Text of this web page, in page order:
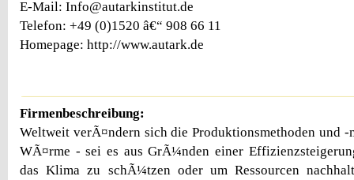
E-Mail: Info@autarkinstitut.de
Telefon: +49 (0)1520 â€“ 908 66 11
Homepage: http://www.autark.de
Firmenbeschreibung:
Weltweit verÃ¤ndern sich die Produktionsmethoden und
WÃ¤rme - sei es aus GrÃ¼nden einer
das Klima zu schÃ¼tzen oder um Ressourcen